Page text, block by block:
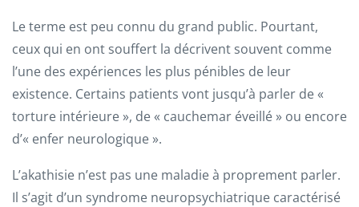
Le terme est peu connu du grand public. Pourtant,
ceux qui en ont souffert la décrivent souvent comme
l’une des expériences les plus pénibles de leur
existence. Certains patients vont jusqu’à parler de «
torture intérieure », de « cauchemar éveillé » ou encore
d’« enfer neurologique ».
L’akathisie n’est pas une maladie à proprement parler.
Il s’agit d’un syndrome neuropsychiatrique caractérisé